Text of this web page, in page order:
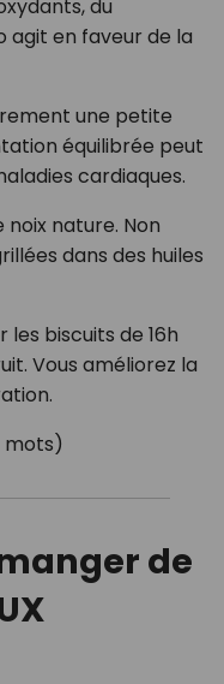
du
agit en faveur de la
une petite
équilibrée peut
cardiaques.
nature. Non
dans des huiles
biscuits de 16h
Vous améliorez la
mots)
de